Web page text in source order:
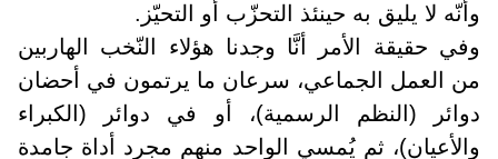
وأنّه لا يليق به حينئذ التحزّب أو التحيّز .
وفي حقيقة الأمر أنَّا وجدنا هؤلاء النّخب الهاربين
من العمل الجماعي، سرعان ما يرتمون في أحضان
دوائر (النظم الرسمية)، أو في دوائر (الكبراء
والأعيان)، ثم يُمسي الواحد منهم مجرد أداة جامدة